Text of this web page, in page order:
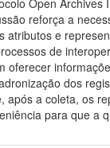
Open Archives
reforça a
atributos e
de
oferecer
dos
após a coleta, os
para que a